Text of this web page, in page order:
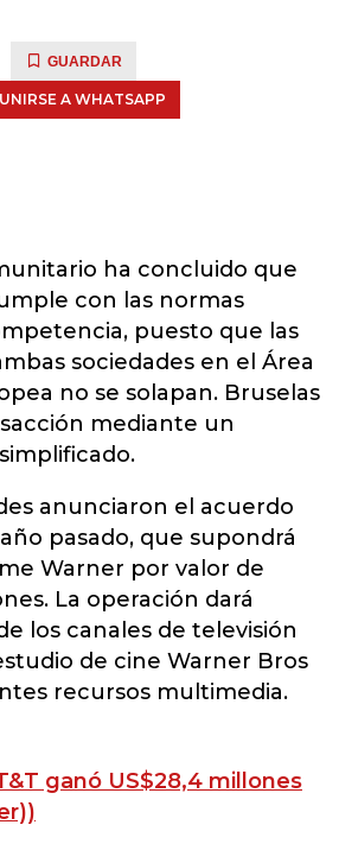
GUARDAR
UNIRSE A WHATSAPP
ha concluido que
con las normas
puesto que las
sociedades en el Área
no se solapan. Bruselas
mediante un
anunciaron el acuerdo
pasado, que supondrá
Warner por valor de
La operación dará
los canales de televisión
de cine Warner Bros
recursos multimedia.
ganó US$28,4 millones